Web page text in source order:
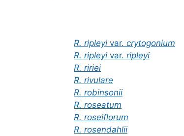
R. ripleyi var. crytogonium
R. ripleyi var. ripleyi
R. ririei
R. rivulare
R. robinsonii
R. roseatum
R. roseiflorum
R. rosendahlii